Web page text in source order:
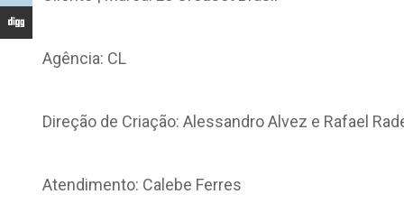
Agência: CL
Direção de Criação: Alessandro Alvez e Rafael
Atendimento: Calebe Ferres